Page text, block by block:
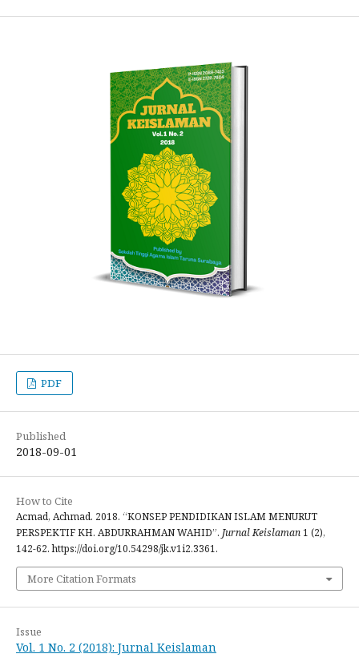
PDF
Published
2018-09-01
How to Cite
Acmad, Achmad. 2018. “KONSEP PENDIDIKAN ISLAM MENURUT
PERSPEKTIF KH. ABDURRAHMAN WAHID”. Jurnal Keislaman1 (2),
142-62. https://doi.org/10.54298/jk.v1i2.3361.
More Citation Formats
Issue
Vol. 1 No. 2 (2018): Jurnal Keislaman